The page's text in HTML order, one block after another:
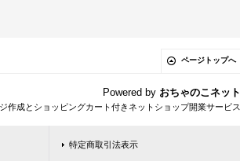
ページトップへ
Powered by おちゃのこネット
作成とショッピングカート付きネットショップ開業サービス
特定商取引法表示